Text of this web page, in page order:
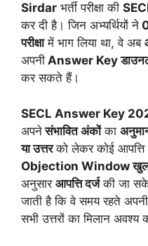
Sirdar भर्ती परीक्षा की
कर दी है। जिन अभ्यर्थियों ने
परीक्षामें भाग लिया था, वे अब
अपनी Answer Key
कर सकते हैं।
SECL Answer Key
अपनेसंभावित अंकोंका
या उत्तरको लेकर कोई आपत्ति
Objection Window
अनुसार आपत्ति दर्जकी जा
जाती है कि वे समय रहते अपनी
सभी उत्तरों का मिलान अवश्य